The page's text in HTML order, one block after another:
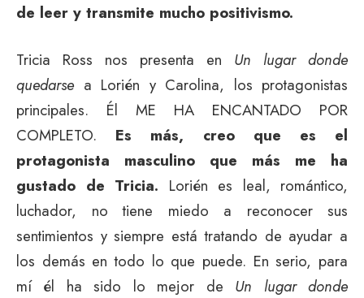
de leer y transmite mucho positivismo.
Tricia Ross nos presenta en Un lugar donde
quedarse a Lorién y Carolina, los protagonistas
principales. Él ME HA ENCANTADO POR
COMPLETO. Es más, creo que es el
protagonista masculino que más me ha
gustado de Tricia. Lorién es leal, romántico,
luchador, no tiene miedo a reconocer sus
sentimientos y siempre está tratando de ayudar a
los demás en todo lo que puede. En serio, para
mí él ha sido lo mejor de Un lugar donde